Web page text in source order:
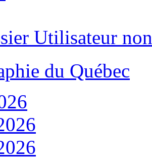
Utilisateur
du Québec